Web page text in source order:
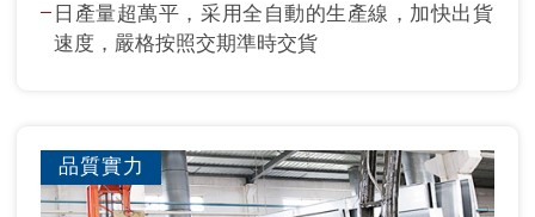
日產量超萬平，采用全自動的生產線，加快出貨
速度，嚴格按照交期準時交貨
品質實力